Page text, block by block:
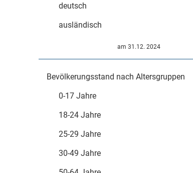
Arbeitskosten
deutsch
ausländisch
am 31.12. 2024
Bevölkerungsstand nach Altersgruppen
0-17 Jahre
18-24 Jahre
25-29 Jahre
30-49 Jahre